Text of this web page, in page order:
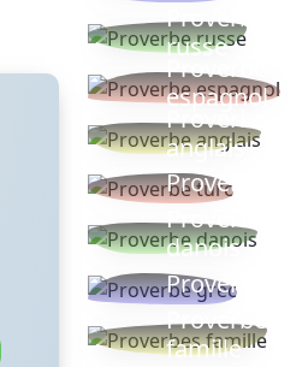
Proverbe
russe
Proverbe
espagnol
Proverbe
anglais
Proverbe turc
Proverbe
danois
Proverbe grec
Proverbes
famille